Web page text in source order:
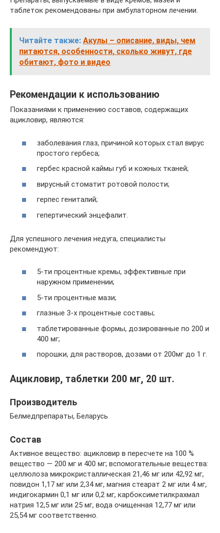
таблеток рекомендованы при амбулаторном лечении.
Читайте также: Акулы – описание, виды, чем
питаются, особенности, сколько живут, где
обитают, фото и видео
Рекомендации к использованию
Показаниями к применению составов, содержащих
ацикловир, являются:
заболевания глаз, причиной которых стал вирус
простого гербеса;
гербес красной каймы губ и кожных тканей;
вирусный стоматит ротовой полости;
герпес гениталий;
гепертический энцефалит.
Для успешного лечения недуга, специалисты
рекомендуют:
5-ти процентные кремы, эффективные при
наружном применении;
5-ти процентные мази;
глазные 3-х процентные составы;
таблетированные формы, дозированные по 200 и
400 мг;
порошки, для растворов, дозами от 200мг до 1 г.
Ацикловир, таблетки 200 мг, 20 шт.
Производитель
Белмедпрепараты, Беларусь
Состав
Активное вещество: ацикловир в пересчете на 100 %
вещество — 200 мг и 400 мг; вспомогательные вещества:
целлюлоза микрокристаллическая 21,46 мг или 42,92 мг,
повидон 1,17 мг или 2,34 мг, магния стеарат 2 мг или 4 мг,
индигокармин 0,1 мг или 0,2 мг, карбоксиметилкрахмал
натрия 12,5 мг или 25 мг, вода очищенная 12,77 мг или
25,54 мг соответственно.